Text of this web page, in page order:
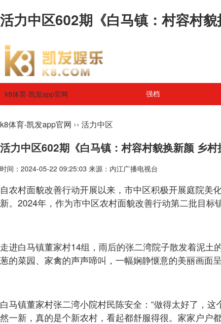
活力中区602期《白马镇：村容村
k8体育-凯发app官网 强档
k8体育-凯发app官网 ›› 活力中区
活力中区602期《白马镇：村容村貌换新颜 乡
时间：2024-05-22 09:25:03 来源：内江广播电视台
自农村面貌改善行动开展以来，市中区积极开展庭院
新。2024年，作为市中区农村面貌改善行动第二批目
走进白马镇董家村14组，雨后的张二湾院子散发着泥
葱的菜园、家禽的声声啼叫，一幅娴静惬意的美丽画面
白马镇董家村张二湾小院村民陈安全：“做得太好了，
然一新，真的是个新农村，看起都舒服得很。家家户户